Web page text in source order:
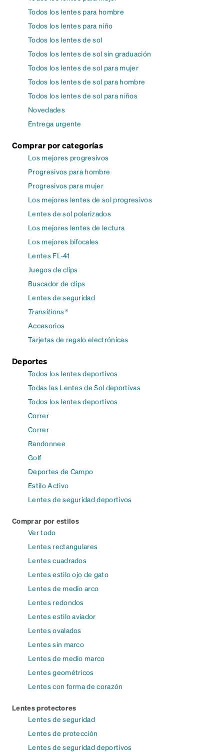
Todos los lentes para hombre
Todos los lentes para niño
Todos los lentes de sol
Todos los lentes de sol sin graduación
Todos los lentes de sol para mujer
Todos los lentes de sol para hombre
Todos los lentes de sol para niños
Novedades
Entrega urgente
Comprar por categorías
Los mejores progresivos
Progresivos para hombre
Progresivos para mujer
Los mejores lentes de sol progresivos
Lentes de sol polarizados
Los mejores lentes de lectura
Los mejores bifocales
Lentes FL-41
Juegos de clips
Buscador de clips
Lentes de seguridad
Transitions®
Accesorios
Tarjetas de regalo electrónicas
Deportes
Todos los lentes deportivos
Todas las Lentes de Sol deportivas
Todos los lentes deportivos
Correr
Correr
Randonnee
Golf
Deportes de Campo
Estilo Activo
Lentes de seguridad deportivos
Comprar por estilos
Ver todo
Lentes rectangulares
Lentes cuadrados
Lentes estilo ojo de gato
Lentes de medio arco
Lentes redondos
Lentes estilo aviador
Lentes ovalados
Lentes sin marco
Lentes de medio marco
Lentes geométricos
Lentes con forma de corazón
Lentes protectores
Lentes de seguridad
Lentes de protección
Lentes de seguridad deportivos